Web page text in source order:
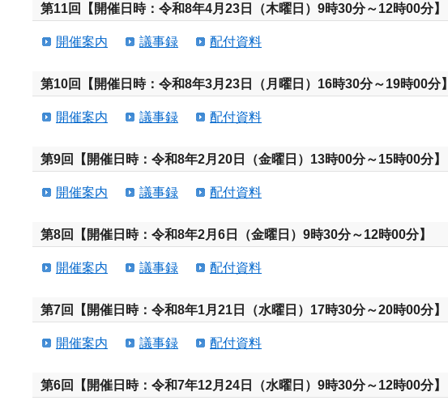
第11回【開催日時：令和8年4月23日（木曜日）9時30分～12時00分】
開催案内 議事録 配付資料
第10回【開催日時：令和8年3月23日（月曜日）16時30分～19時00分】
開催案内 議事録 配付資料
第9回【開催日時：令和8年2月20日（金曜日）13時00分～15時00分】
開催案内 議事録 配付資料
第8回【開催日時：令和8年2月6日（金曜日）9時30分～12時00分】
開催案内 議事録 配付資料
第7回【開催日時：令和8年1月21日（水曜日）17時30分～20時00分】
開催案内 議事録 配付資料
第6回【開催日時：令和7年12月24日（水曜日）9時30分～12時00分】